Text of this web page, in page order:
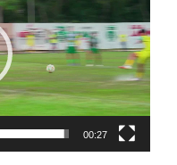
00:27